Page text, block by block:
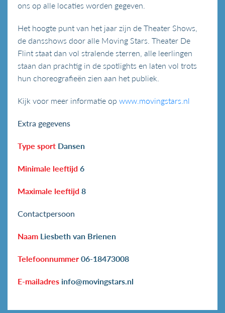
ons op alle locaties worden gegeven.
Het hoogte punt van het jaar zijn de Theater Shows,
de dansshows door alle Moving Stars. Theater De
Flint staat dan vol stralende sterren, alle leerlingen
staan dan prachtig in de spotlights en laten vol trots
hun choreografieën zien aan het publiek.
Kijk voor meer informatie op www.movingstars.nl
Extra gegevens
Type sport Dansen
Minimale leeftijd 6
Maximale leeftijd 8
Contactpersoon
Naam Liesbeth van Brienen
Telefoonnummer 06-18473008
E-mailadres info@movingstars.nl